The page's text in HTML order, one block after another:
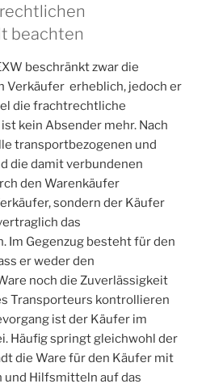
beachten
beschränkt zwar die
Verkäufer erheblich, jedoch er
die frachtrechtliche
kein Absender mehr. Nach
transportbezogenen und
die damit verbundenen
den Warenkäufer
sondern der Käufer
das
Im Gegenzug besteht für den
er weder den
noch die Zuverlässigkeit
Transporteurs kontrollieren
ist der Käufer im
Häufig springt gleichwohl der
die Ware für den Käufer mit
Hilfsmitteln auf das